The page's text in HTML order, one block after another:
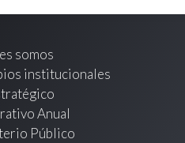
somos
institucionales
Anual
Público